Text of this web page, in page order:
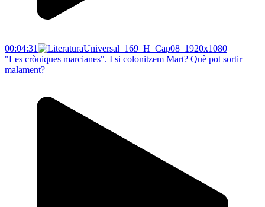
00:04:31
"Les cròniques marcianes". I si colonitzem Mart? Què pot sortir
malament?